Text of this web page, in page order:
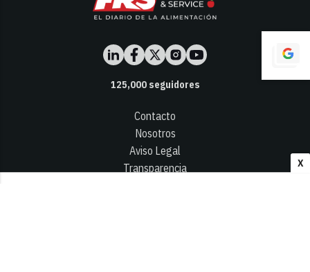
X
125,000seguidores
Contacto
Nosotros
Aviso Legal
Transparencia